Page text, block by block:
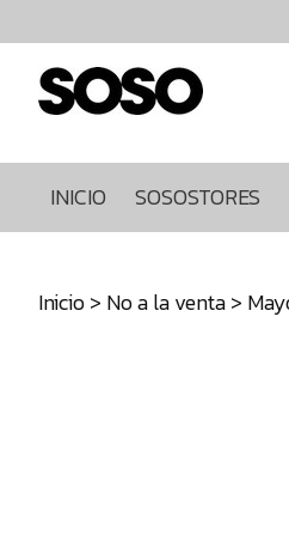
INICIO SOSOSTORES
Inicio
Sosostores
Contacto
Ultimas
640271930
Inicio> No a la venta>